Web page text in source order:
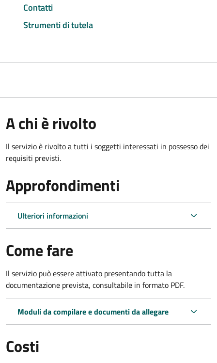
Contatti
Strumenti di tutela
A chi è rivolto
Il servizio è rivolto a tutti i soggetti interessati in possesso dei
requisiti previsti.
Approfondimenti
Ulteriori informazioni
Come fare
Il servizio può essere attivato presentando tutta la
documentazione prevista, consultabile in formato PDF.
Moduli da compilare e documenti da allegare
Costi